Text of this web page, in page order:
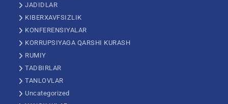
JADIDLAR
KIBERXAVFSIZLIK
KONFERENSIYALAR
KORRUPSIYAGA QARSHI KURASH
RUMIY
TADBIRLAR
TANLOVLAR
Uncategorized